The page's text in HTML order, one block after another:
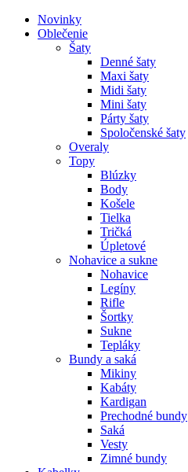
Novinky
Oblečenie
Šaty
Denné šaty
Maxi šaty
Midi šaty
Mini šaty
Párty šaty
Spoločenské šaty
Overaly
Topy
Blúzky
Body
Košele
Tielka
Tričká
Úpletové
Nohavice a sukne
Nohavice
Legíny
Rifle
Šortky
Sukne
Tepláky
Bundy a saká
Mikiny
Kabáty
Kardigan
Prechodné bundy
Saká
Vesty
Zimné bundy